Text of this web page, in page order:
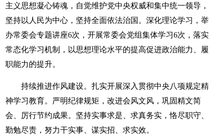
主义思想凝心铸魂，自觉维护党中央权威和集中统一领导，
坚持以人民为中心，坚持全面依法治国。深化理论学习，举
办常委会专题讲座6次，开展常委会党组集体学习6次，落实
常态化学习机制，以思想理论水平的提高促进政治能力、履
职能力的提升。
持续推进作风建设。扎实开展深入贯彻中央八项规定精
神学习教育。严明纪律规矩，改进会风文风，巩固精文简
会、厉行节约成果。坚持实事求是、求真务实，恪尽职守、
勤勉尽责，努力干实事、谋实招、求实效。